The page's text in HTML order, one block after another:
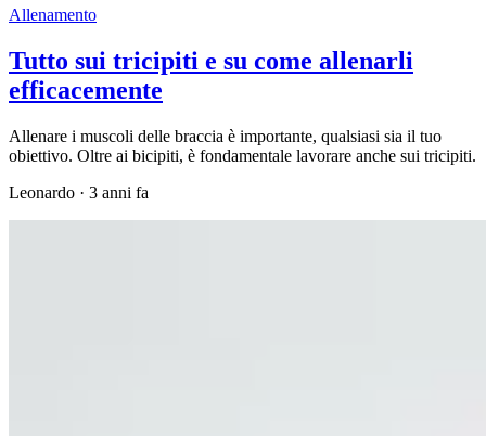
Allenamento
Tutto sui tricipiti e su come allenarli
efficacemente
Allenare i muscoli delle braccia è importante, qualsiasi sia il tuo
obiettivo. Oltre ai bicipiti, è fondamentale lavorare anche sui tricipiti.
Leonardo · 3 anni fa